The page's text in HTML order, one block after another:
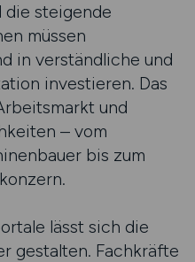
die steigende
müssen
in verständliche und
investieren. Das
und
– vom
bis zum
lässt sich die
gestalten. Fachkräfte